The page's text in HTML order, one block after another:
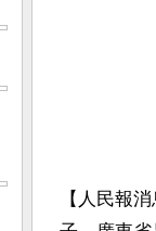
【人民報